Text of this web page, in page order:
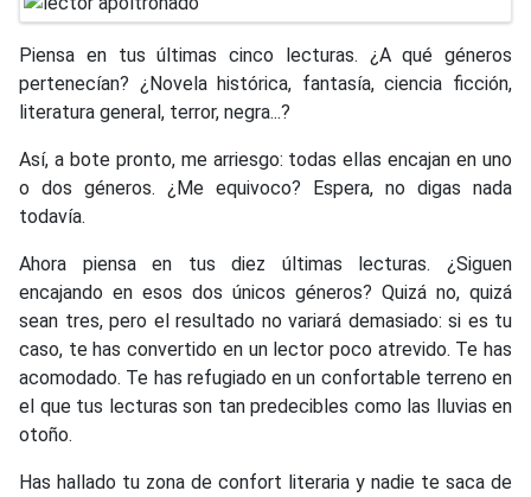
Piensa en tus últimas cinco lecturas. ¿A qué géneros
pertenecían? ¿Novela histórica, fantasía, ciencia ficción,
literatura general, terror, negra...?
Así, a bote pronto, me arriesgo: todas ellas encajan en uno
o dos géneros. ¿Me equivoco? Espera, no digas nada
todavía.
Ahora piensa en tus diez últimas lecturas. ¿Siguen
encajando en esos dos únicos géneros? Quizá no, quizá
sean tres, pero el resultado no variará demasiado: si es tu
caso, te has convertido en un lector poco atrevido. Te has
acomodado. Te has refugiado en un confortable terreno en
el que tus lecturas son tan predecibles como las lluvias en
otoño.
Has hallado tu zona de confort literaria y nadie te saca de